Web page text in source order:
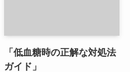
「低血糖時の正解な対処法
ガイド」